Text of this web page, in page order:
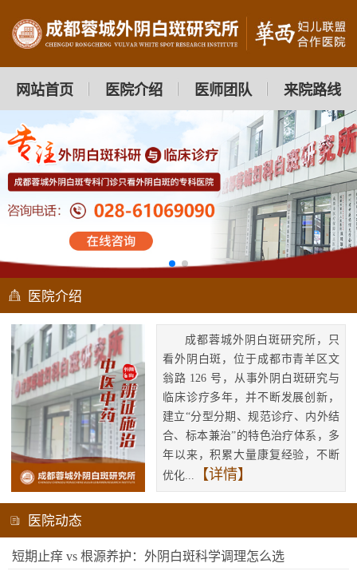
网站首页 医院介绍 医师团队 来院路线
医院介绍
成都蓉城外阴白斑研究所，只
看外阴白斑，位于成都市青羊区文
翁路 126 号，从事外阴白斑研究与
临床诊疗多年，并不断发展创新，
建立“分型分期、规范诊疗、内外结
合、标本兼治”的特色治疗体系，多
年以来，积累大量康复经验，不断
优化...
【详情】
医院动态
短期止痒 vs 根源养护：外阴白斑科学调理怎么选